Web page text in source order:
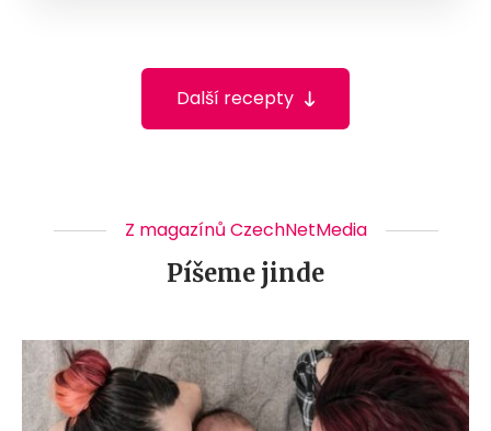
Další recepty
Z magazínů CzechNetMedia
Píšeme jinde